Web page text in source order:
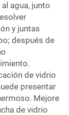
agua, junto
y juntas
después de
de vidrio
presentar
Mejore
de vidrio